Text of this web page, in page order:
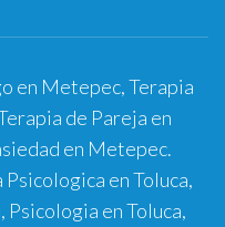
en Metepec, Terapia
de Pareja en
en Metepec.
en Toluca,
Psicologia en Toluca,